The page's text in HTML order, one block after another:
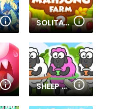
SOLITAIRE MAHJONG FARM 2
SHEEP SORT PUZZLE SORT COLOR